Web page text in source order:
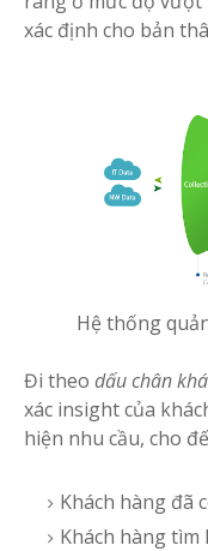
xác định cho bản
Hệ thống
Đi theo dấu chân
xác insight của
hiện nhu cầu, cho
Khách hàng đã
Khách hàng